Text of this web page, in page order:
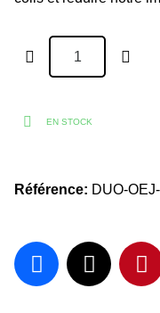
EN STOCK
Référence DUO-